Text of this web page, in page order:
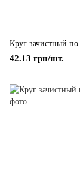
Круг зачистный
42.13 грн/шт.